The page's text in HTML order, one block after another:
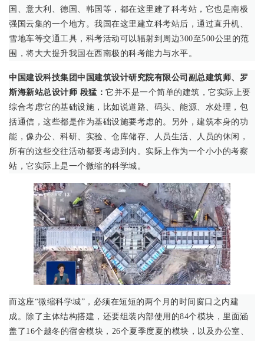
国、意大利、德国、韩国等，都在这里建了科考站，它也是南极
强国云集的一个地方。我国在这里建立科考站后，通过直升机、
雪地车等交通工具，科考活动可以辐射到周边300至500公里的范
围，将大大提升我国在西南极的科考能力与水平。
中国建设科技集团中国建筑设计研究院有限公司副总建筑师、罗
斯海新站总设计师 段猛： 它并不是一个简单的建筑，它实际上要
综合考虑它的基础设施，比如说道路、码头、能源、水处理，包
括通信，这些都是作为基础设施要考虑的。另外，建筑本身的功
能，像办公、科研、实验、仓库储存、人员生活、人员的休闲，
所有的这些交往活动都要考虑到内。实际上作为一个小小的考察
站，它实际上是一个微缩的科学城。
而这座“微缩科学城”，必须在短短的两个月的时间窗口之内建
成。除了主体结构搭建，还要组装内部使用的84个模块，里面涵
盖了16个越冬的宿舍模块，26个夏季度夏的模块，以及办公室、